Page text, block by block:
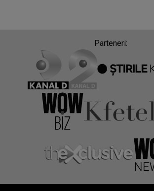
Parteneri: